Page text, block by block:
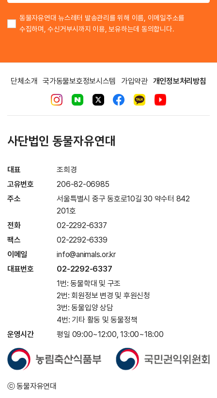
동물자유연대 뉴스레터 발송관리를 위해 이름, 이메일주소를
수집하며, 수신거부시까지 이용, 보유하는데 동의합니다.
단체소개 국가동물보호정보시스템 가입약관 개인정보처리방침
사단법인 동물자유연대
대표
조희경
고유번호
206-82-06985
주소
서울특별시 중구 동호로10길 30 약수터 842
201호
전화
02-2292-6337
팩스
02-2292-6339
이메일
info@animals.or.kr
대표번호
02-2292-6337
1번: 동물학대 및 구조
2번: 회원정보 변경 및 후원신청
3번: 동물입양 상담
4번: 기타 활동 및 동물정책
운영시간
평일 09:00~12:00, 13:00~18:00
ⓒ 동물자유연대